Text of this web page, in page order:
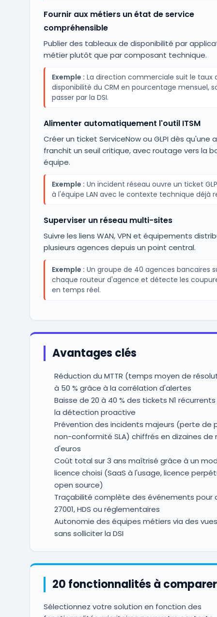
Fournir aux métiers un état de service
compréhensible
Publier des tableaux de disponibilité par
métier plutôt que par composant technique.
Exemple : La direction commerciale suit le taux
disponibilité du CRM en pourcentage mensuel,
passer par la DSI.
Alimenter automatiquement l'outil ITSM
Créer un ticket ServiceNow ou GLPI dès qu'une
franchit un seuil critique, avec routage vers la
équipe.
Exemple : Un incident réseau ouvre un ticket
à l'équipe LAN avec le contexte technique déjà
Superviser un réseau multi-sites
Suivre les liens WAN, VPN et équipements
plusieurs agences depuis un point central.
Exemple : Un groupe de 40 agences bancaires
chaque routeur d'agence et détecte les
en temps réel.
Avantages clés
Réduction du MTTR (temps moyen de
à 50 % grâce à la corrélation d'alertes
Baisse de 20 à 40 % des tickets N1
la détection proactive
Prévention des incidents majeurs (perte de
non-conformité SLA) chiffrés en dizaines de
d'euros
Coût total sur 3 ans maîtrisé grâce à un
licence choisi (SaaS à l'usage, licence
open source)
Traçabilité complète des événements pour
27001, HDS ou réglementaires
Autonomie des équipes métiers via des
sans solliciter la DSI
20 fonctionnalités à comparer
Sélectionnez votre solution en fonction des